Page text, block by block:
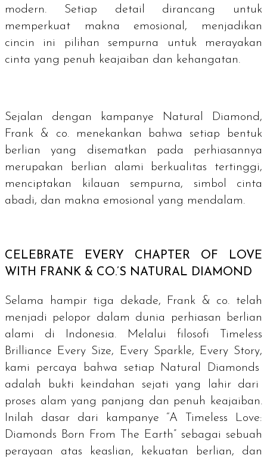
modern. Setiap detail dirancang untuk
memperkuat makna emosional, menjadikan
cincin ini pilihan sempurna untuk merayakan
cinta yang penuh keajaiban dan kehangatan.
Sejalan dengan kampanye Natural Diamond,
Frank & co. menekankan bahwa setiap bentuk
berlian yang disematkan pada perhiasannya
merupakan berlian alami berkualitas tertinggi,
menciptakan kilauan sempurna, simbol cinta
abadi, dan makna emosional yang mendalam.
CELEBRATE EVERY CHAPTER OF LOVE
WITH FRANK & CO.’S NATURAL DIAMOND
Selama hampir tiga dekade, Frank & co. telah
menjadi pelopor dalam dunia perhiasan berlian
alami di Indonesia. Melalui filosofi Timeless
Brilliance Every Size, Every Sparkle, Every Story,
kami percaya bahwa setiap Natural Diamonds
adalah bukti keindahan sejati yang lahir dari
proses alam yang panjang dan penuh keajaiban.
Inilah dasar dari kampanye “A Timeless Love:
Diamonds Born From The Earth” sebagai sebuah
perayaan atas keaslian, kekuatan berlian, dan